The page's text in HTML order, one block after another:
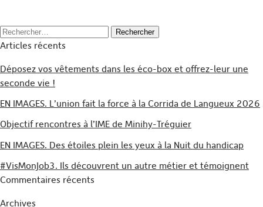
Rechercher :
Articles récents
Déposez vos vêtements dans les éco-box et offrez-leur une
seconde vie !
EN IMAGES. L’union fait la force à la Corrida de Langueux 2026
Objectif rencontres à l’IME de Minihy-Tréguier
EN IMAGES. Des étoiles plein les yeux à la Nuit du handicap
#VisMonJob3. Ils découvrent un autre métier et témoignent
Commentaires récents
Archives